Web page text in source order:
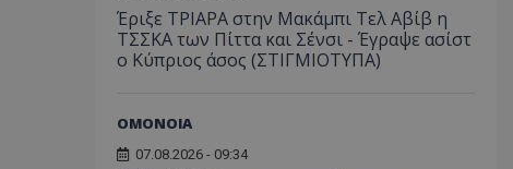
Έριξε ΤΡΙΑΡΑ στην Μακάμπι Τελ Αβίβ η
ΤΣΣΚΑ των Πίττα και Σένσι - Έγραψε ασίστ
ο Κύπριος άσος (ΣΤΙΓΜΙΟΤΥΠΑ)
ΟΜΟΝΟΙΑ
07.08.2026 - 09:34